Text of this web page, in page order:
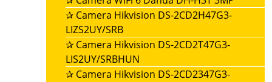
✰ Camera Hikvision DS-2CD2H47G3-
LIZS2UY/SRB
✰ Camera Hikvision DS-2CD2T47G3-
LIS2UY/SRBHUN
✰ Camera Hikvision DS-2CD2347G3-